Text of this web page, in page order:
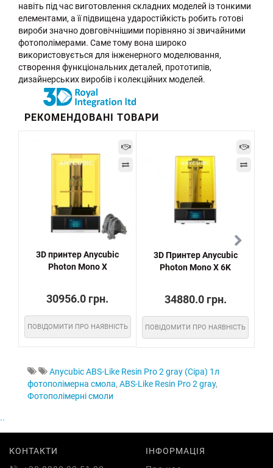
навіть під час виготовлення складних моделей із тонкими
елементами, а її підвищена ударостійкість робить готові
вироби значно довговічнішими порівняно зі звичайними
фотополімерами. Саме тому вона широко
використовується для інженерного моделювання,
створення функціональних деталей, прототипів,
дизайнерських виробів і колекційних моделей.
РЕКОМЕНДОВАНІ ТОВАРИ
3D принтер Anycubic
Photon Mono X
30956.0 грн.
ПОВІДОМИТИ ПРО НАЯВНІСТЬ
3D Принтер Anycubic
Photon Mono X 6K
34880.0 грн.
ПОВІДОМИТИ ПРО НАЯВНІСТЬ
Anycubic ABS-Like Resin Pro 2 gray (Сіра) 1л
фотополімерна смола, ABS-Like Resin Pro 2 gray,
Фотополімерні смоли
..
КОНТАКТИ
ІНФОРМАЦІЯ